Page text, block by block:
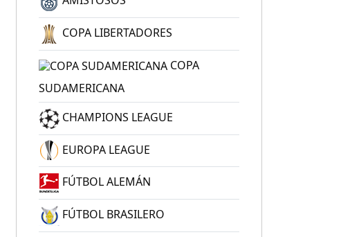
COPA LIBERTADORES
COPA
SUDAMERICANA
CHAMPIONS LEAGUE
EUROPA LEAGUE
FÚTBOL ALEMÁN
FÚTBOL BRASILERO